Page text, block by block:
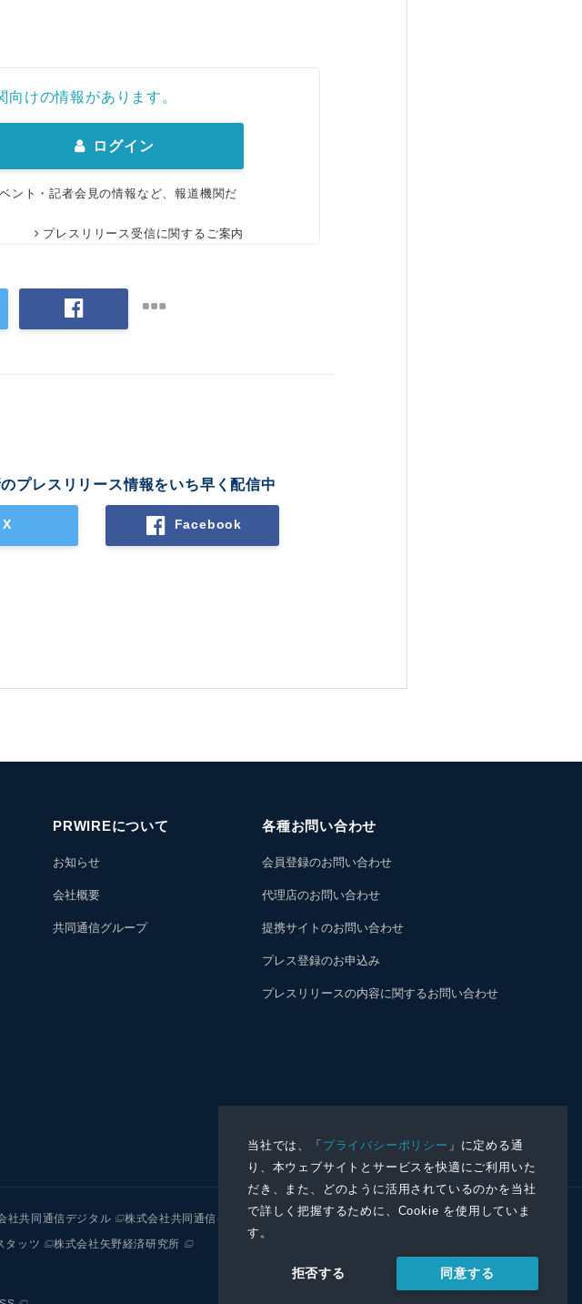
当社では、「 プライバシーポリシー 」に定める通
り、本ウェブサイトとサービスを快適にご利用いた
だき、また、どのように活用されているのかを当社
で詳しく把握するために、Cookie を使用していま
す。
拒否する 同意する
けの情報があります。
ログイン
ント・記者会見の情報など、報道機関だ
プレスリリース受信に関するご案内
プレスリリース情報をいち早く配信中
X Facebook
PRWIREについて
お知らせ
会社概要
共同通信グループ
各種お問い合わせ
会員登録のお問い合わせ
代理店のお問い合わせ
提携サイトのお問い合わせ
プレス登録のお申込み
プレスリリースの内容に関するお問い合わせ
社共同通信デジタル 株式会社共同通信イメージズ
株式会社NNA
タッツ 株式会社矢野経済研究所